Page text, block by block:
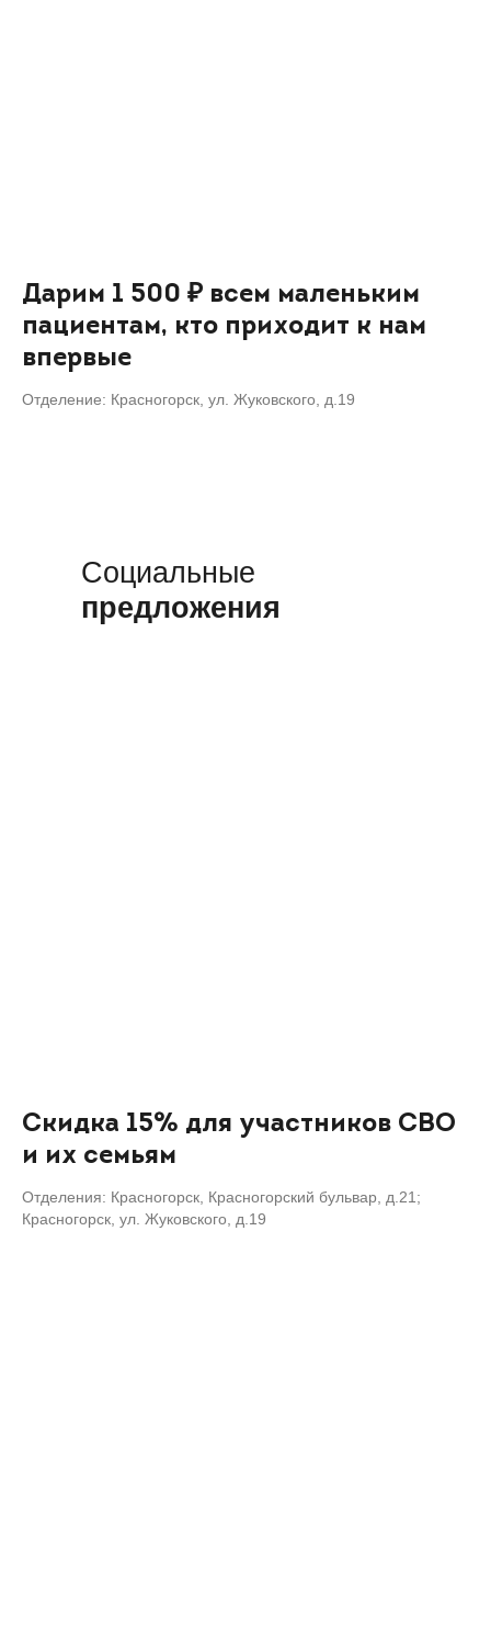
Дарим 1 500 ₽ всем маленьким
пациентам, кто приходит к нам
впервые
Отделение: Красногорск, ул. Жуковского, д.19
Социальные
предложения
Скидка 15% для участников СВО
и их семьям
Отделения: Красногорск, Красногорский бульвар, д.21;
Красногорск, ул. Жуковского, д.19